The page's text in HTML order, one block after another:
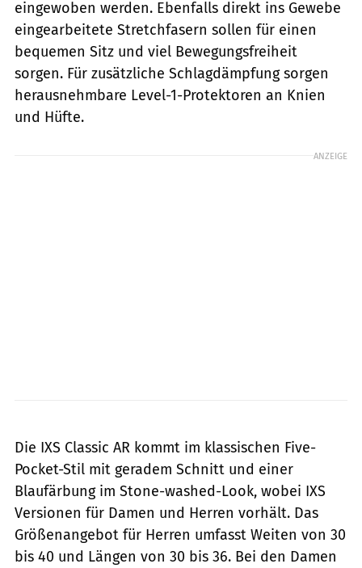
eingewoben werden. Ebenfalls direkt ins Gewebe
eingearbeitete Stretchfasern sollen für einen
bequemen Sitz und viel Bewegungsfreiheit
sorgen. Für zusätzliche Schlagdämpfung sorgen
herausnehmbare Level-1-Protektoren an Knien
und Hüfte.
ANZEIGE
Die IXS Classic AR kommt im klassischen Five-
Pocket-Stil mit geradem Schnitt und einer
Blaufärbung im Stone-washed-Look, wobei IXS
Versionen für Damen und Herren vorhält. Das
Größenangebot für Herren umfasst Weiten von 30
bis 40 und Längen von 30 bis 36. Bei den Damen